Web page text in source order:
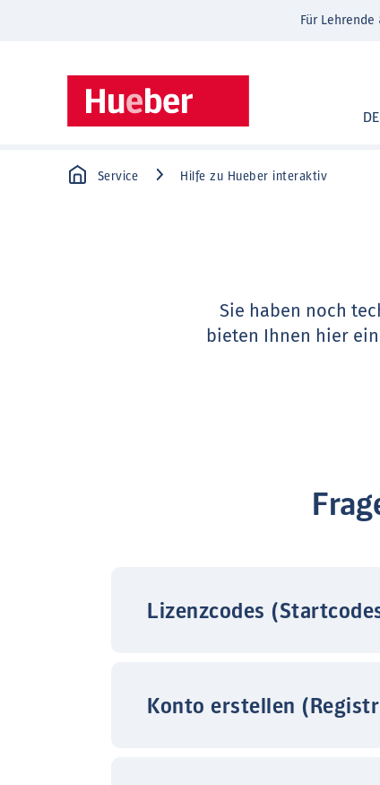
Für
Service Hilfe zu Hueber interaktiv
Sie haben noch
bieten Ihnen hier
Lizenzcodes
Konto erstellen